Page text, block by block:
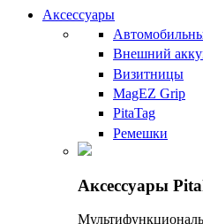
Аксессуары
Внешний
Визитницы
MagEZ Grip
PitaTag
Ремешки
Аксессуары